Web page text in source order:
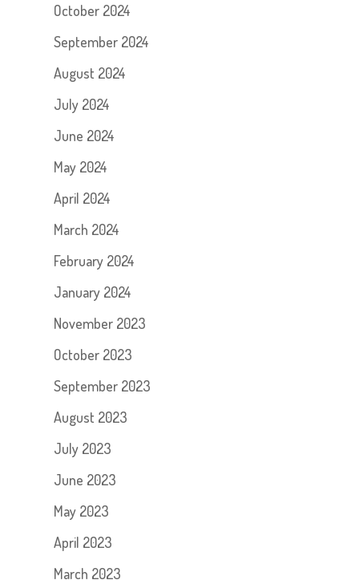
October 2024
September 2024
August 2024
July 2024
June 2024
May 2024
April 2024
March 2024
February 2024
January 2024
November 2023
October 2023
September 2023
August 2023
July 2023
June 2023
May 2023
April 2023
March 2023